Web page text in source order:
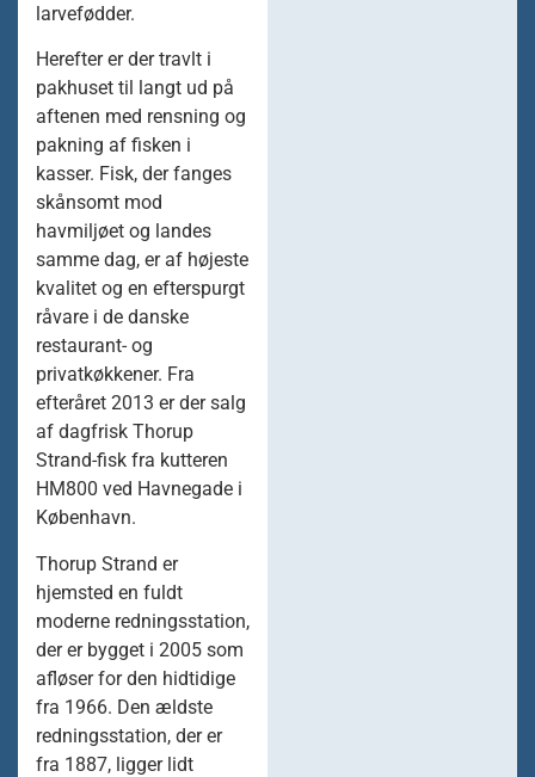
larvefødder.
Herefter er der travlt i
pakhuset til langt ud på
aftenen med rensning og
pakning af fisken i
kasser. Fisk, der fanges
skånsomt mod
havmiljøet og landes
samme dag, er af højeste
kvalitet og en efterspurgt
råvare i de danske
restaurant- og
privatkøkkener. Fra
efteråret 2013 er der salg
af dagfrisk Thorup
Strand-fisk fra kutteren
HM800 ved Havnegade i
København.
Thorup Strand er
hjemsted en fuldt
moderne redningsstation,
der er bygget i 2005 som
afløser for den hidtidige
fra 1966. Den ældste
redningsstation, der er
fra 1887, ligger lidt